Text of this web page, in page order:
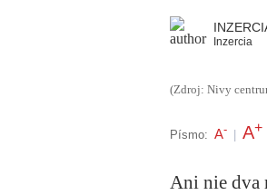
Inzercia
(Zdroj: Nivy
Písmo: A- A+
Ani nie dva